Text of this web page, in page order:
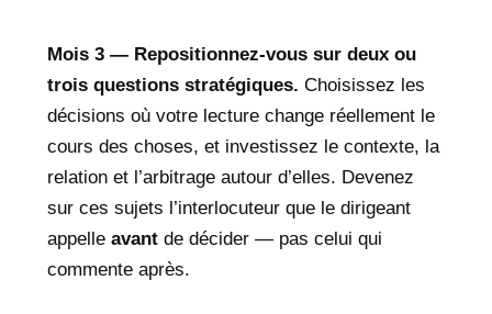
Mois 3 — Repositionnez-vous sur deux ou
trois questions stratégiques. Choisissez les
décisions où votre lecture change réellement le
cours des choses, et investissez le contexte, la
relation et l’arbitrage autour d’elles. Devenez
sur ces sujets l’interlocuteur que le dirigeant
appelle avantde décider — pas celui qui
commente après.